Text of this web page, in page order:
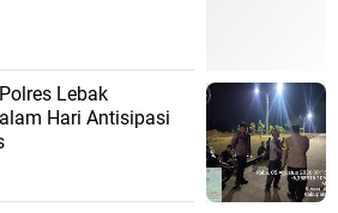
Lebak
Hari Antisipasi